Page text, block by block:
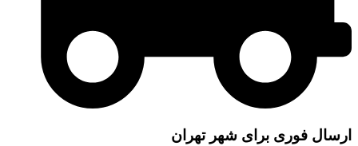
ارسال فوری برای شهر تهران